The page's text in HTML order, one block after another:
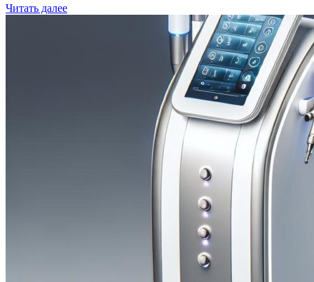
Читать далее